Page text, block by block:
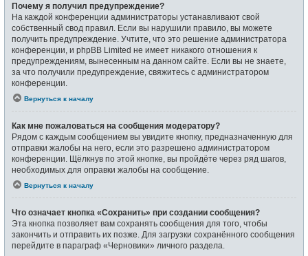
Почему я получил предупреждение?
На каждой конференции администраторы устанавливают свой
собственный свод правил. Если вы нарушили правило, вы можете
получить предупреждение. Учтите, что это решение администратора
конференции, и phpBB Limited не имеет никакого отношения к
предупреждениям, вынесенным на данном сайте. Если вы не знаете,
за что получили предупреждение, свяжитесь с администратором
конференции.
Вернуться к началу
Как мне пожаловаться на сообщения модератору?
Рядом с каждым сообщением вы увидите кнопку, предназначенную для
отправки жалобы на него, если это разрешено администратором
конференции. Щёлкнув по этой кнопке, вы пройдёте через ряд шагов,
необходимых для оправки жалобы на сообщение.
Вернуться к началу
Что означает кнопка «Сохранить» при создании сообщения?
Эта кнопка позволяет вам сохранять сообщения для того, чтобы
закончить и отправить их позже. Для загрузки сохранённого сообщения
перейдите в параграф «Черновики» личного раздела.